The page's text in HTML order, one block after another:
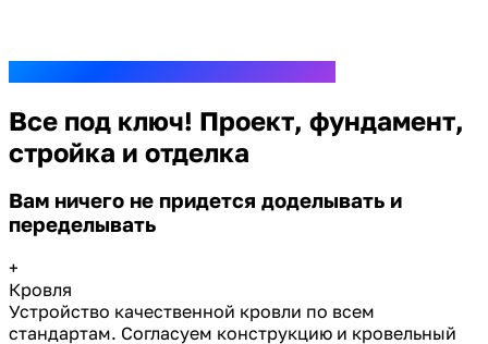
Все под ключ! Проект, фундамент,
стройка и отделка
Вам ничего не придется доделывать и
переделывать
+
Кровля
Устройство качественной кровли по всем
стандартам. Согласуем конструкцию и кровельный